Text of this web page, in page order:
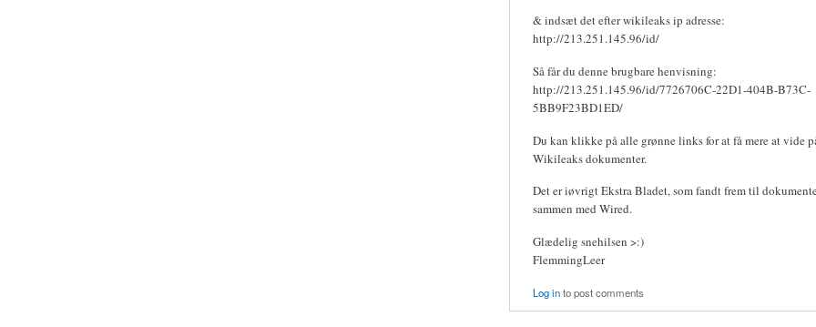
& indsæt det efter wikileaks ip adresse:
http://213.251.145.96/id/
Så får du denne brugbare henvisning:
http://213.251.145.96/id/7726706C-22D1-404B-B73C-
5BB9F23BD1ED/
Du kan klikke på alle grønne links for at få mere at vide
Wikileaks dokumenter.
Det er iøvrigt Ekstra Bladet, som fandt frem til
sammen med Wired.
Glædelig snehilsen >:)
FlemmingLeer
Log into post comments